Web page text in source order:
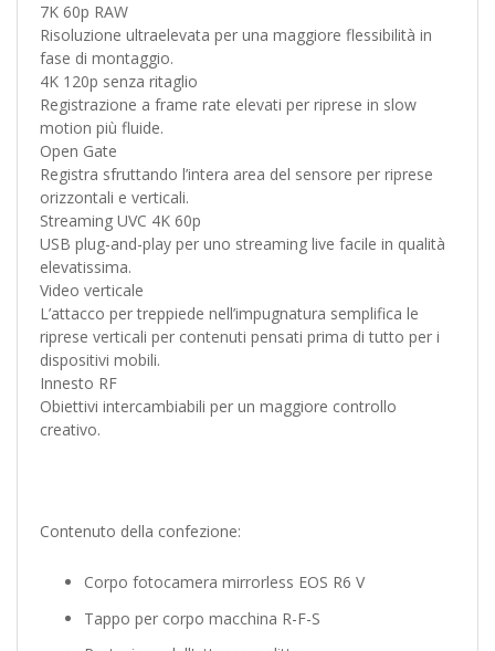
7K 60p RAW
Risoluzione ultraelevata per una maggiore flessibilità in
fase di montaggio.
4K 120p senza ritaglio
Registrazione a frame rate elevati per riprese in slow
motion più fluide.
Open Gate
Registra sfruttando l’intera area del sensore per riprese
orizzontali e verticali.
Streaming UVC 4K 60p
USB plug-and-play per uno streaming live facile in qualità
elevatissima.
Video verticale
L’attacco per treppiede nell’impugnatura semplifica le
riprese verticali per contenuti pensati prima di tutto per i
dispositivi mobili.
Innesto RF
Obiettivi intercambiabili per un maggiore controllo
creativo.
Contenuto della confezione:
Corpo fotocamera mirrorless EOS R6 V
Tappo per corpo macchina R-F-S